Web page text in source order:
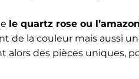
le quartz rose ou
de la couleur mais aussi
alors des pièces uniques,